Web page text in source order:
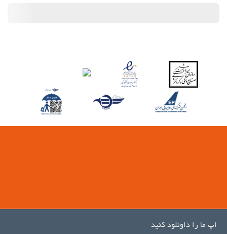
اپ ما را داونلود کنید